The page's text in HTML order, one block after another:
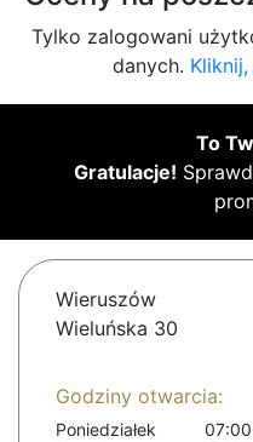
Tylko zalogowani
danych.
To
Gratulacje!
Wieruszów
Wieluńska 30
Godziny otwarcia:
Poniedziałek